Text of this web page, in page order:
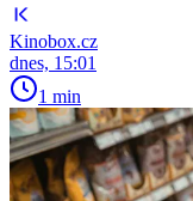
Kinobox.cz
dnes, 15:01
1 min